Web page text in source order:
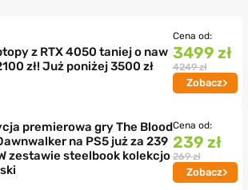
z RTX 4050 taniej o naw
zł! Już poniżej 3500 zł
Cena od:
3499 zł
4249 zł
Zobacz
premierowa gry The Blood
na PS5 już za 239
zestawie steelbook kolekcjo
Cena od:
239 zł
269 zł
Zobacz